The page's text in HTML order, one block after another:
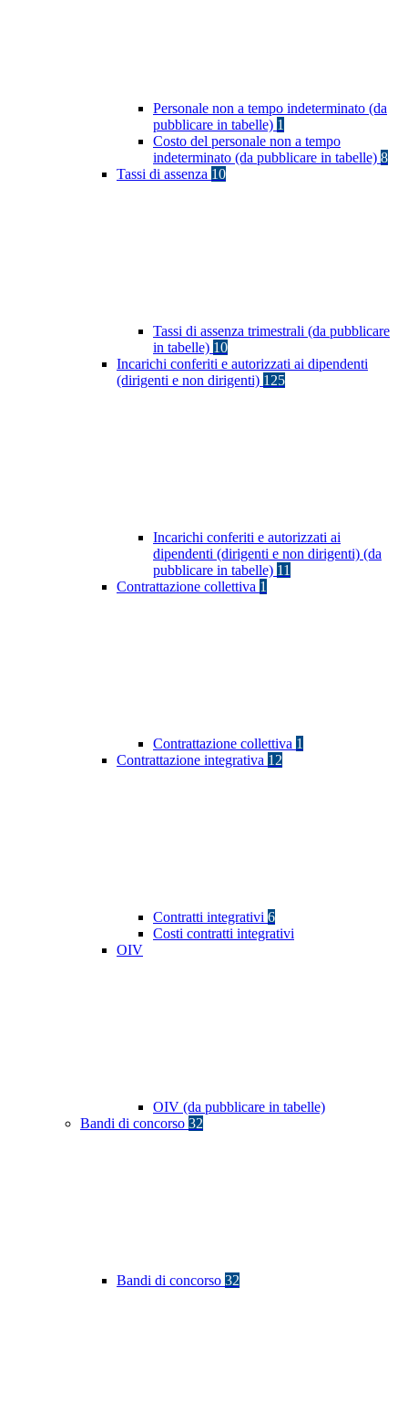
Personale non a tempo indeterminato (da
pubblicare in tabelle) 1
Costo del personale non a tempo
indeterminato (da pubblicare in tabelle) 8
Tassi di assenza 10
Tassi di assenza trimestrali (da pubblicare
in tabelle) 10
Incarichi conferiti e autorizzati ai dipendenti
(dirigenti e non dirigenti) 125
Incarichi conferiti e autorizzati ai
dipendenti (dirigenti e non dirigenti) (da
pubblicare in tabelle) 11
Contrattazione collettiva 1
Contrattazione collettiva 1
Contrattazione integrativa 12
Contratti integrativi 6
Costi contratti integrativi
OIV
OIV (da pubblicare in tabelle)
Bandi di concorso 32
Bandi di concorso 32